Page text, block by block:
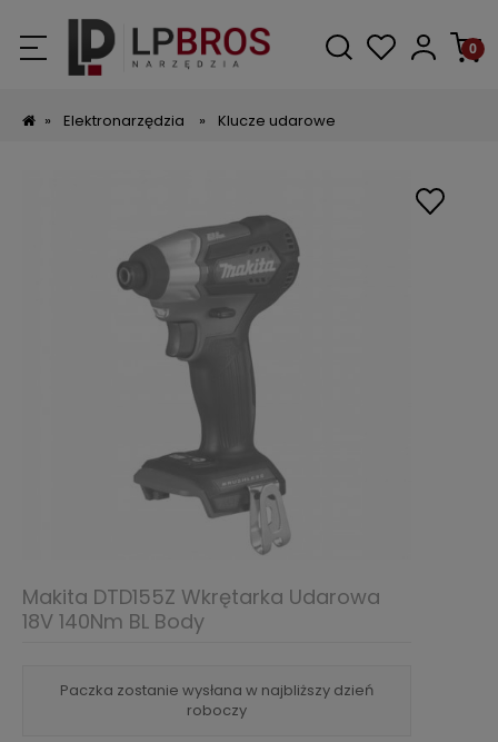
» Elektronarzędzia » Klucze udarowe
Paczka zostanie wysłana w najbliższy dzień
roboczy
Makita DTD155Z Wkrętarka Udarowa
18V 140Nm BL Body